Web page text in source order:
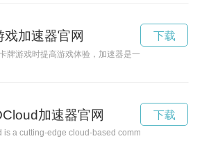
戏加速器官网
牌游戏时提高游戏体验，加速器是一个不错的选择
下载
加速器官网
is a cutting-edge cloud-based communication
下载